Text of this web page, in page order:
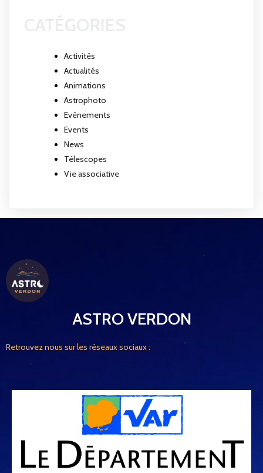
Activités
Actualités
Animations
Astrophoto
Evènements
Events
News
Télescopes
Vie associative
ASTRO VERDON
Retrouvez nous sur les réseaux sociaux :